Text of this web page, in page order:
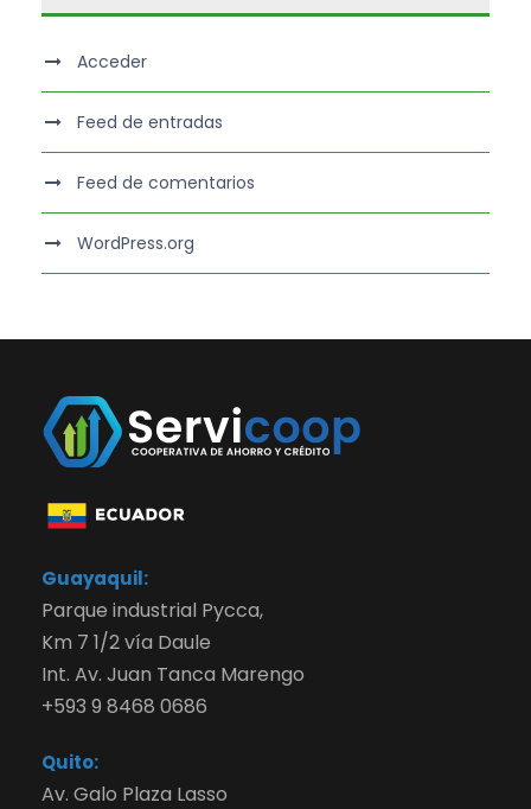
Acceder
Feed de entradas
Feed de comentarios
WordPress.org
Guayaquil:
Parque industrial Pycca,
Km 7 1/2 vía Daule
Int. Av. Juan Tanca Marengo
+593 9 8468 0686
Quito:
Av. Galo Plaza Lasso